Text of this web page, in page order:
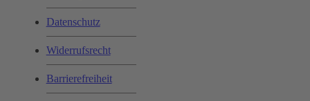
Datenschutz
Widerrufsrecht
Barrierefreiheit